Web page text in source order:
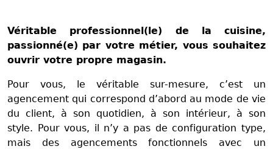
Véritable professionnel(le) de la cuisine,
passionné(e) par votre métier, vous souhaitez
ouvrir votre propre magasin.
Pour vous, le véritable sur-mesure, c’est un
agencement qui correspond d’abord au mode de vie
du client, à son quotidien, à son intérieur, à son
style. Pour vous, il n’y a pas de configuration type,
mais des agencements fonctionnels avec un